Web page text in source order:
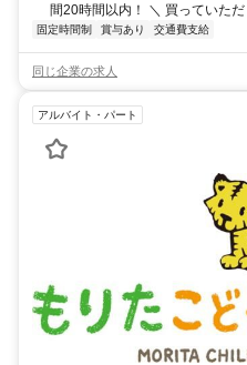
間20時間以内！ ＼ 買っていただ
固定時間制 賞与あり 交通費支給
同じ企業の求人
アルバイト・パート